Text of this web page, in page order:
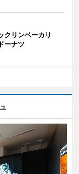
クリンベーカリ
ーナツ